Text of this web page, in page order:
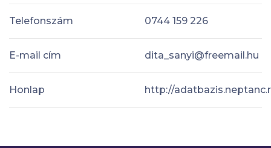
Telefonszám 0744 159 226
E-mail cím dita_sanyi@freemail.hu
Honlap http://